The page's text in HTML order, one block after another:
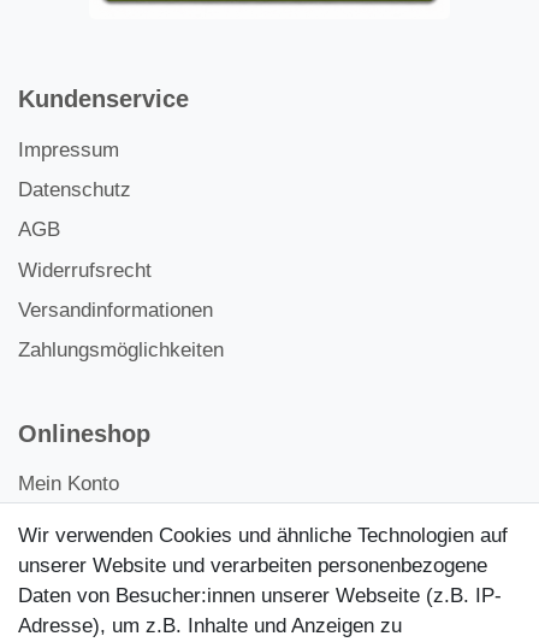
Kundenservice
Impressum
Datenschutz
AGB
Widerrufsrecht
Versandinformationen
Zahlungsmöglichkeiten
Onlineshop
Mein Konto
Kontakt
Kundenretouren
Reparaturservice
Wir verwenden Cookies und ähnliche Technologien auf
unserer Website und verarbeiten personenbezogene
Daten von Besucher:innen unserer Webseite (z.B. IP-
Adresse), um z.B. Inhalte und Anzeigen zu